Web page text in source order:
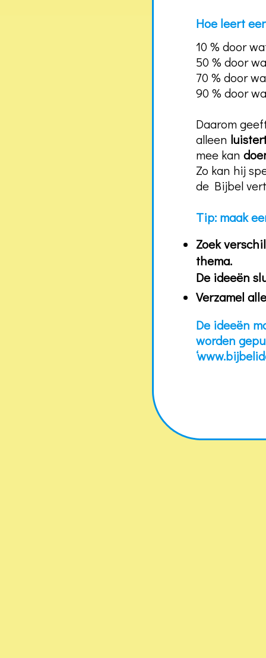
Hoe leert
10 % door
50 % door
70 % door
90 % door
Daarom
alleen
mee kan
Zo kan hij
de Bijbel
Tip: maak
Zoek
thema.
De ideeën
Verzamel
De ideeën
worden